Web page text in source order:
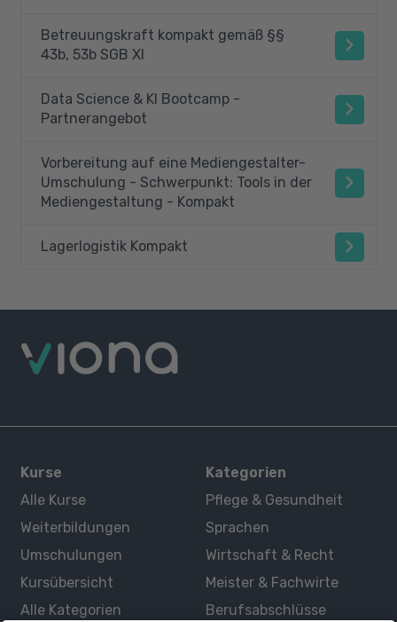
Betreuungskraft kompakt gemäß §§
43b, 53b SGB XI
Data Science & KI Bootcamp -
Partnerangebot
Vorbereitung auf eine Mediengestalter-
Umschulung - Schwerpunkt: Tools in der
Mediengestaltung - Kompakt
Lagerlogistik Kompakt
Kurse
Alle Kurse
Weiterbildungen
Umschulungen
Kursübersicht
Alle Kategorien
Kategorien
Pflege & Gesundheit
Sprachen
Wirtschaft & Recht
Meister & Fachwirte
Berufsabschlüsse